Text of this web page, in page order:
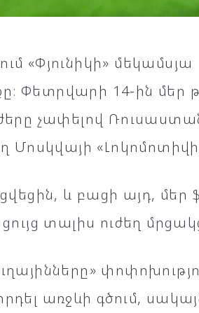
«Փյունիկի» մեկամսյա
Փետրվարի 14-ին մեր
չափելով
Մոսկվայի
և բացի այդ, մեր
տալիս ուժեղ
առջևի գծում,